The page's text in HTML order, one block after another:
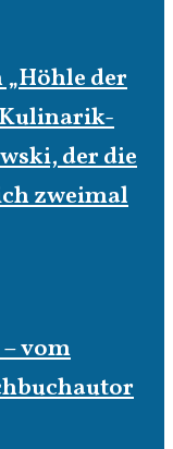
der
der die
zweimal
vom